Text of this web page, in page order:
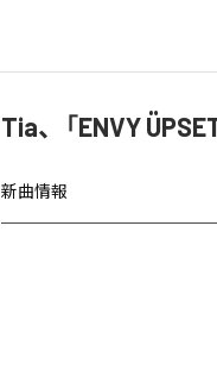
Tia、「ENVY
新曲情報